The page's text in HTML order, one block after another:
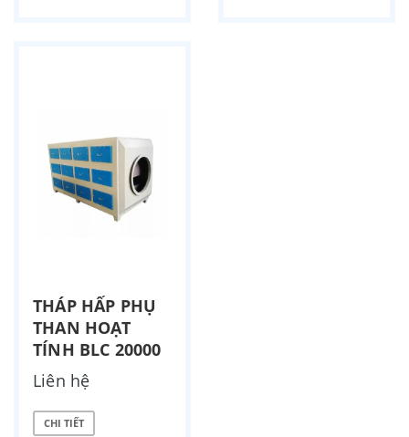
THÁP HẤP PHỤ
THAN HOẠT
TÍNH BLC 20000
Liên hệ
CHI TIẾT